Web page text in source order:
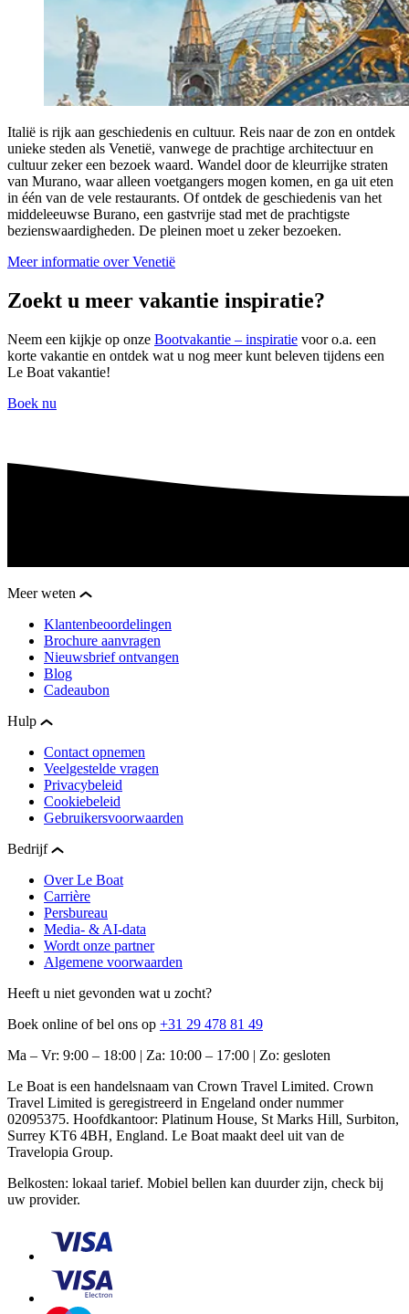
Italië is rijk aan geschiedenis en cultuur. Reis naar de zon en ontdek
unieke steden als Venetië, vanwege de prachtige architectuur en
cultuur zeker een bezoek waard. Wandel door de kleurrijke straten
van Murano, waar alleen voetgangers mogen komen, en ga uit eten
in één van de vele restaurants. Of ontdek de geschiedenis van het
middeleeuwse Burano, een gastvrije stad met de prachtigste
bezienswaardigheden. De pleinen moet u zeker bezoeken.
Meer informatie over Venetië
Zoekt u meer vakantie inspiratie?
Neem een kijkje op onze Bootvakantie – inspiratie voor o.a. een
korte vakantie en ontdek wat u nog meer kunt beleven tijdens een
Le Boat vakantie!
Boek nu
Meer weten
Klantenbeoordelingen
Brochure aanvragen
Nieuwsbrief ontvangen
Blog
Cadeaubon
Hulp
Contact opnemen
Veelgestelde vragen
Privacybeleid
Cookiebeleid
Gebruikersvoorwaarden
Bedrijf
Over Le Boat
Carrière
Persbureau
Media- & AI-data
Wordt onze partner
Algemene voorwaarden
Heeft u niet gevonden wat u zocht?
Boek online of bel ons op +31 29 478 81 49
Ma – Vr: 9:00 – 18:00 | Za: 10:00 – 17:00 | Zo: gesloten
Le Boat is een handelsnaam van Crown Travel Limited. Crown
Travel Limited is geregistreerd in Engeland onder nummer
02095375. Hoofdkantoor: Platinum House, St Marks Hill, Surbiton,
Surrey KT6 4BH, England. Le Boat maakt deel uit van de
Travelopia Group.
Belkosten: lokaal tarief. Mobiel bellen kan duurder zijn, check bij
uw provider.